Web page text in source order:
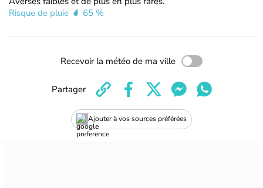
Risque de pluie
65 %
Recevoir la météo de ma ville
Ajouter à vos sources préférées
Partager